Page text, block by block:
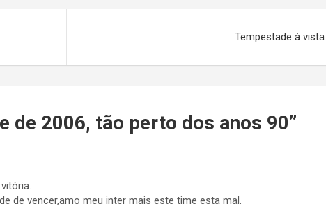
Tempestade à vista
de 2006, tão perto dos anos 90”
de vencer,amo meu inter mais este time esta mal.